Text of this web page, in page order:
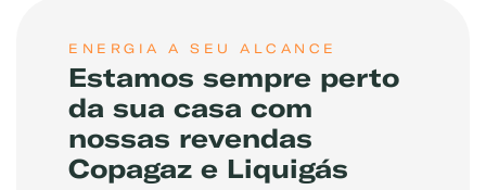
ENERGIA A SEU ALCANCE
Estamos sempre perto
da sua casa com
nossas revendas
Copagaz e Liquigás